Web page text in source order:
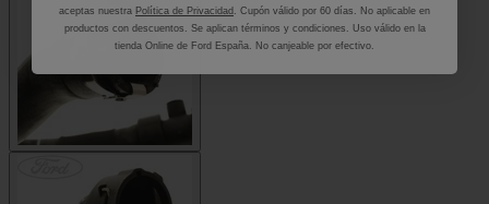
aceptas nuestra Política de Privacidad . Cupón válido por 60 días. No aplicable en
productos con descuentos. Se aplican términos y condiciones. Uso válido en la
tienda Online de Ford España. No canjeable por efectivo.